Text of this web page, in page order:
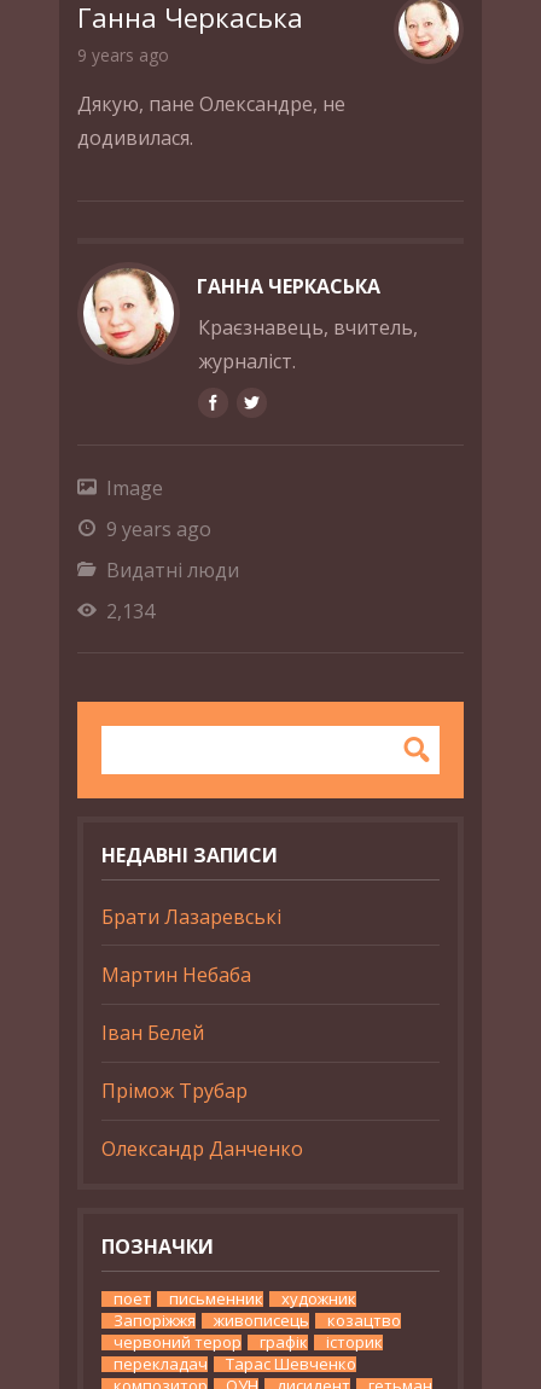
Ганна Черкаська
9 years ago
Дякую, пане Олександре, не
додивилася.
ГАННА ЧЕРКАСЬКА
Краєзнавець, вчитель,
журналіст.
Image
9 years ago
Видатні люди
2,134
НЕДАВНІ ЗАПИСИ
Брати Лазаревські
Мартин Небаба
Іван Белей
Прімож Трубар
Олександр Данченко
ПОЗНАЧКИ
поет письменник
художник
Запоріжжя
живописець
козацтво
червоний терор
графік
історик
перекладач
Тарас Шевченко